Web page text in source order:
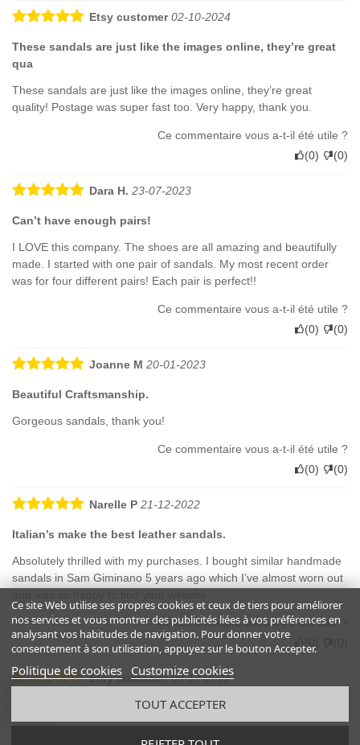
Etsy customer 02-10-2024
These sandals are just like the images online, they’re great
qua
These sandals are just like the images online, they’re great
quality! Postage was super fast too. Very happy, thank you.
Ce commentaire vous a-t-il été utile ?
(0) (0)
Dara H. 23-07-2023
Can’t have enough pairs!
I LOVE this company. The shoes are all amazing and beautifully
made. I started with one pair of sandals. My most recent order
was for four different pairs! Each pair is perfect!!
Ce commentaire vous a-t-il été utile ?
(0) (0)
Joanne M 20-01-2023
Beautiful Craftsmanship.
Gorgeous sandals, thank you!
Ce commentaire vous a-t-il été utile ?
(0) (0)
Narelle P 21-12-2022
Italian’s make the best leather sandals.
Absolutely thrilled with my purchases. I bought similar handmade
sandals in Sam Giminano 5 years ago which I’ve almost worn out
Ce commentaire vous a-t-il été utile ?
Etsy customer 08-12-2022
cute and comfortable great craftsmanship
Ce site Web utilise ses propres cookies et ceux de tiers pour améliorer
nos services et vous montrer des publicités liées à vos préférences en
analysant vos habitudes de navigation. Pour donner votre
consentement à son utilisation, appuyez sur le bouton Accepter.
Politique de cookies Customize cookies
TOUT ACCEPTER